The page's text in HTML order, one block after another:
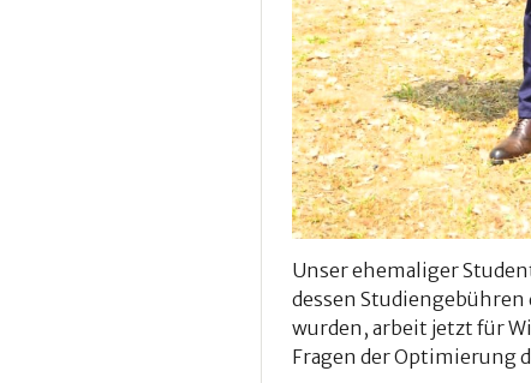
Unser ehemaliger
dessen
wurden, arbeit jetzt für
Fragen der Optimierung